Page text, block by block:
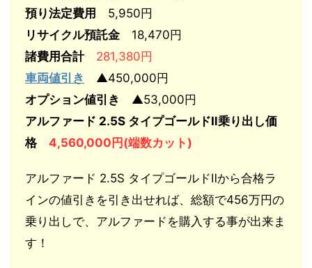
預り法定費用 5,950円
リサイクル預託金 18,470円
諸費用合計
281,380円
車両値引き
▲450,000円
オプション値引き
▲53,000円
アルファード 2.5S タイプゴールドⅡ乗り出し価
格
4,560,000円(端数カット)
アルファード 2.5S タイプゴールドⅡから合格ラ
インの値引きを引き出せれば、総額で456万円の
乗り出しで、アルファードを購入する事が出来ま
す！